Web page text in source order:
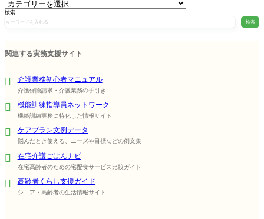
検索
検索
関連する実務支援サイト
介護業務初心者マニュアル
介護保険請求・介護業務の手引き
機能訓練指導員ネットワーク
機能訓練実務に特化した情報サイト
ケアプラン文例データ
悩んだとき使える、ニーズや目標などの例文集
在宅介護ごはんナビ
在宅高齢者のための宅配食サービス比較ガイド
高齢者くらし支援ガイド
シニア・高齢者の生活情報サイト